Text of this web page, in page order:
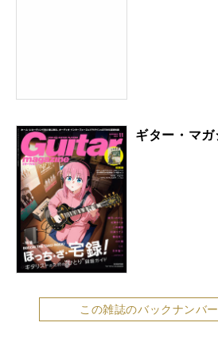
ギター・マ
この雑誌のバックナンバ